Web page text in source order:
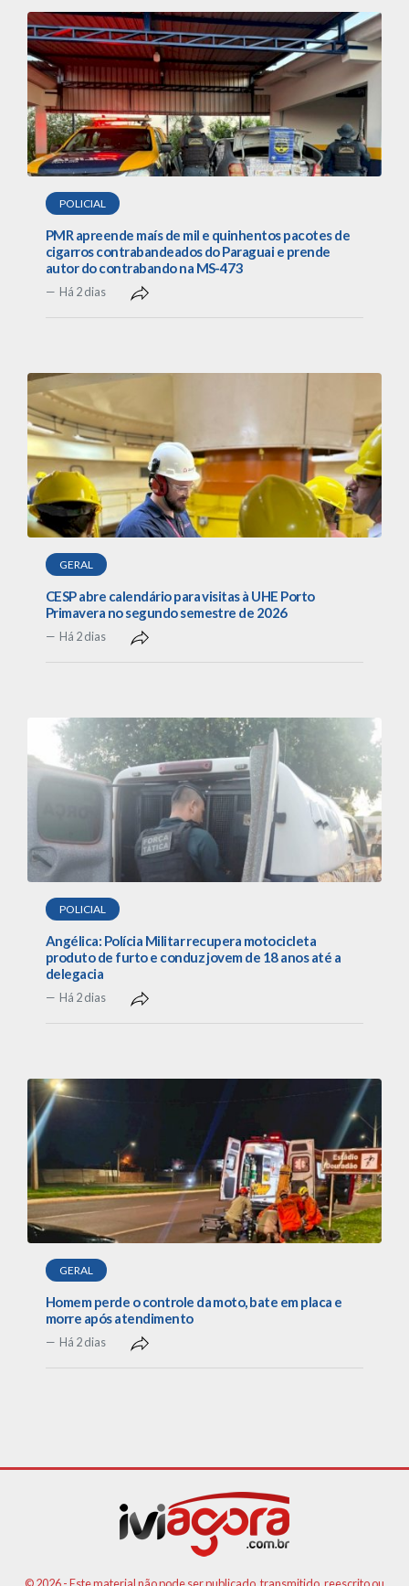
POLICIAL
PMR apreende maís de mil e quinhentos pacotes de
cigarros contrabandeados do Paraguai e prende
autor do contrabando na MS-473
Há 2 dias
GERAL
CESP abre calendário para visitas à UHE Porto
Primavera no segundo semestre de 2026
Há 2 dias
POLICIAL
Angélica: Polícia Militar recupera motocicleta
produto de furto e conduz jovem de 18 anos até a
delegacia
Há 2 dias
GERAL
Homem perde o controle da moto, bate em placa e
morre após atendimento
Há 2 dias
© 2026 - Este material não pode ser publicado, transmitido, reescrito ou